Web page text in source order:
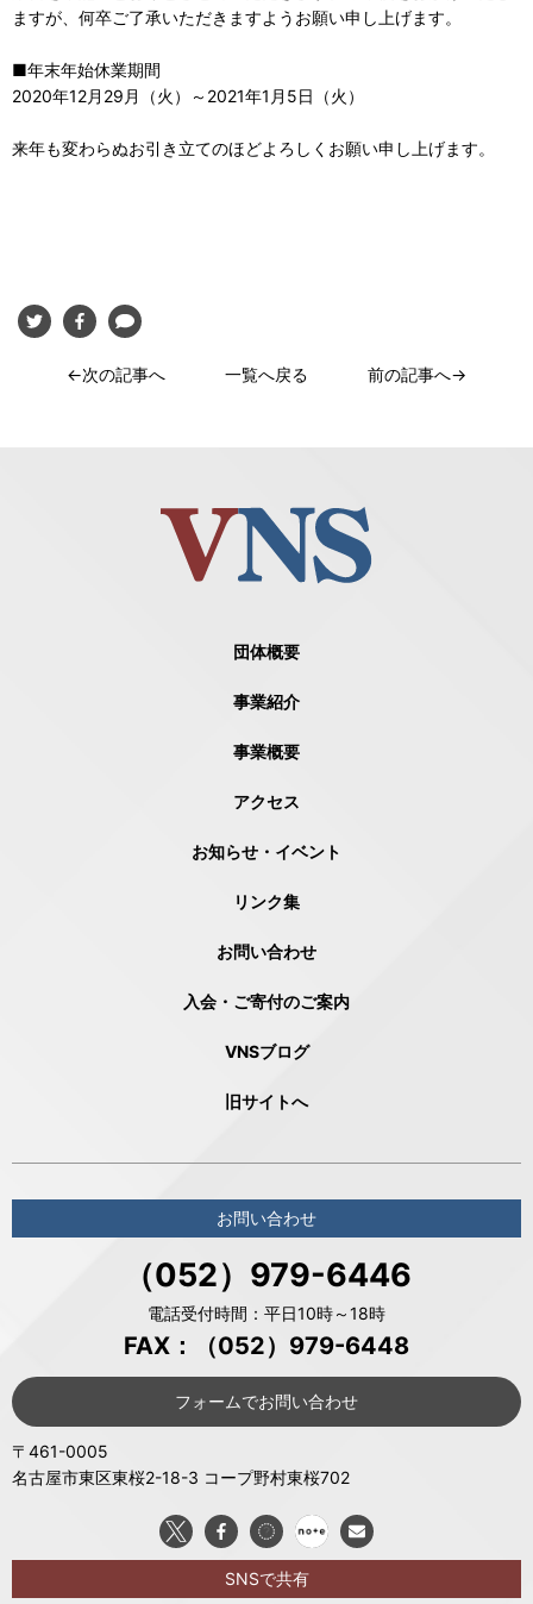
ますが、何卒ご了承いただきますようお願い申し上げます。
■年末年始休業期間
2020年12月29月（火）～2021年1月5日（火）
来年も変わらぬお引き立てのほどよろしくお願い申し上げます。
←次の記事へ 一覧へ戻る 前の記事へ→
団体概要
事業紹介
事業概要
アクセス
お知らせ・イベント
リンク集
お問い合わせ
入会・ご寄付のご案内
VNSブログ
旧サイトへ
お問い合わせ
（052）979-6446
電話受付時間：平日10時～18時
FAX：（052）979-6448
フォームでお問い合わせ
〒461-0005
名古屋市東区東桜2-18-3 コープ野村東桜702
SNSで共有